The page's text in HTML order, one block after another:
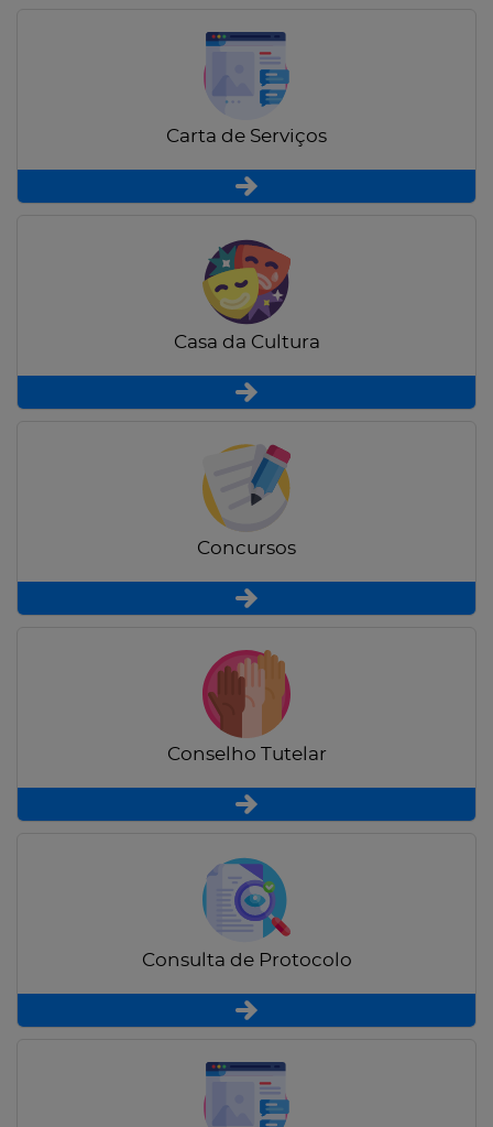
Carta de Serviços
Casa da Cultura
Concursos
Conselho Tutelar
Consulta de Protocolo